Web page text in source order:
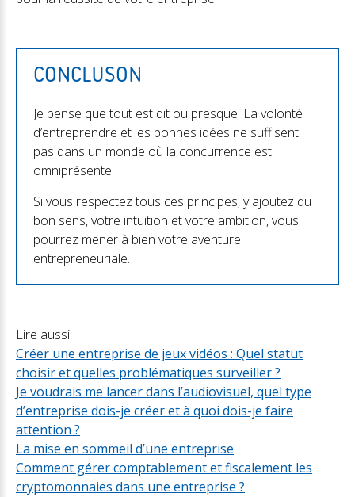
CONCLUSON
Je pense que tout est dit ou presque. La volonté
d’entreprendre et les bonnes idées ne suffisent
pas dans un monde où la concurrence est
omniprésente.
Si vous respectez tous ces principes, y ajoutez du
bon sens, votre intuition et votre ambition, vous
pourrez mener à bien votre aventure
entrepreneuriale.
Lire aussi :
Créer une entreprise de jeux vidéos : Quel statut
choisir et quelles problématiques surveiller ?
Je voudrais me lancer dans l’audiovisuel, quel type
d’entreprise dois-je créer et à quoi dois-je faire
attention ?
La mise en sommeil d’une entreprise
Comment gérer comptablement et fiscalement les
cryptomonnaies dans une entreprise ?